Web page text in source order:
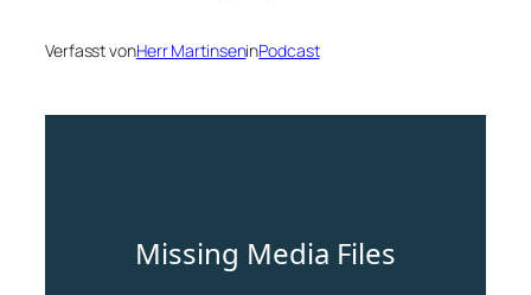
Verfasst vonHerr MartinseninPodcast